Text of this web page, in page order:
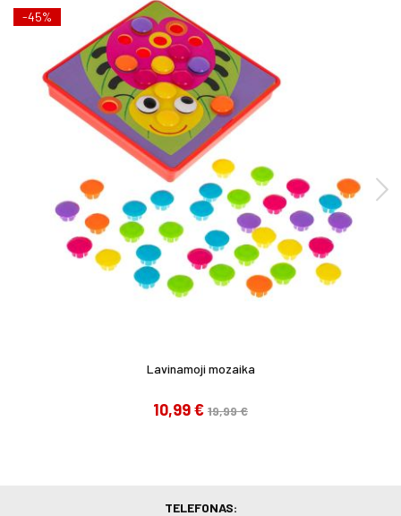
-45%
Lavinamoji mozaika
10,99 € 19,99 €
TELEFONAS: